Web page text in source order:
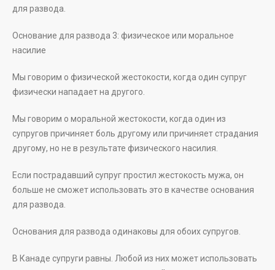
для развода.
Основание для развода 3: физическое или моральное
насилие
Мы говорим о физической жестокости, когда один супруг
физически нападает на другого.
Мы говорим о моральной жестокости, когда один из
супругов причиняет боль другому или причиняет страдания
другому, но не в результате физического насилия.
Если пострадавший супруг простил жестокость мужа, он
больше не сможет использовать это в качестве основания
для развода.
Основания для развода одинаковы для обоих супругов.
В Канаде супруги равны. Любой из них может использовать